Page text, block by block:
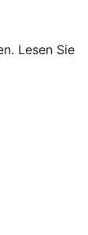
Lesen Sie